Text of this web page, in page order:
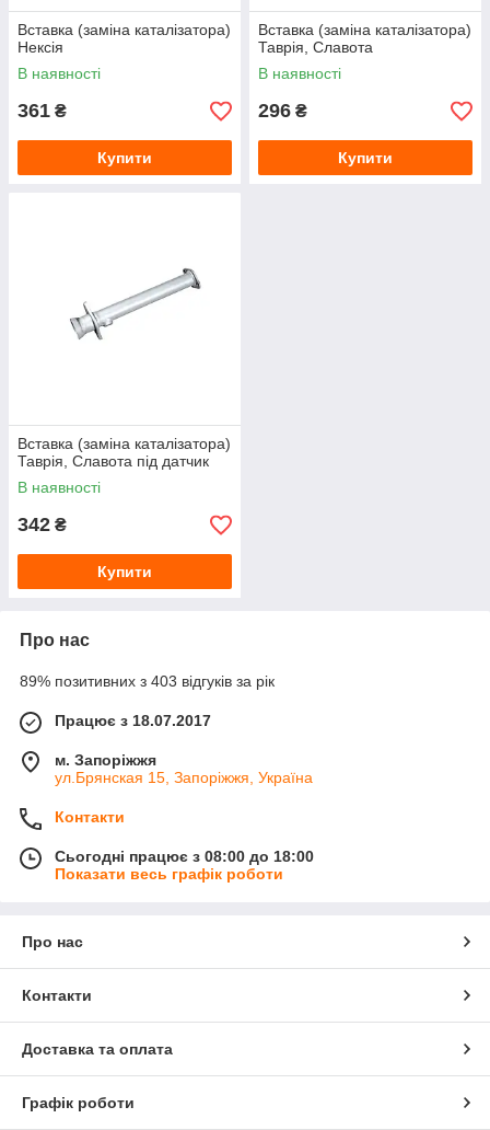
Вставка (заміна каталізатора)
Нексія
В наявності
361 ₴
Купити
Вставка (заміна каталізатора)
Таврія, Славота
В наявності
296 ₴
Купити
Вставка (заміна каталізатора)
Таврія, Славота під датчик
В наявності
342 ₴
Купити
Про нас
89% позитивних з 403 відгуків за рік
Працює з 18.07.2017
м. Запоріжжя
ул.Брянская 15, Запоріжжя, Україна
Контакти
Сьогодні працює з 08:00 до 18:00
Показати весь графік роботи
Про нас
Контакти
Доставка та оплата
Графік роботи